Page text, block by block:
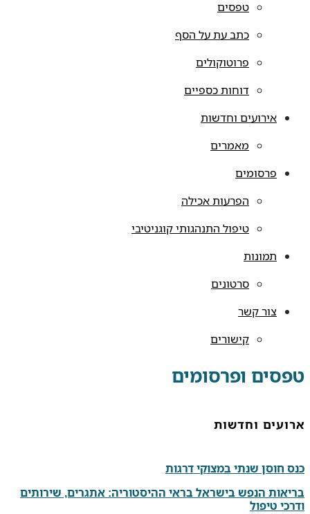
טפסים
כתב עת על הסף
פרוטוקולים
דוחות כספיים
אירועים וחדשות
מאמרים
פרסומים
הפרעות אכילה
טיפול התנהגותי קוגניטיבי
תמונות
סרטונים
צור קשר
קישורים
טפסים ופרסומים
ארועים וחדשות
כנס חוסן שנתי במצוקי דרגות
בריאות הנפש בישראל בראי ההיסטוריה: אתגרים, שירותים
ודרכי טיפול